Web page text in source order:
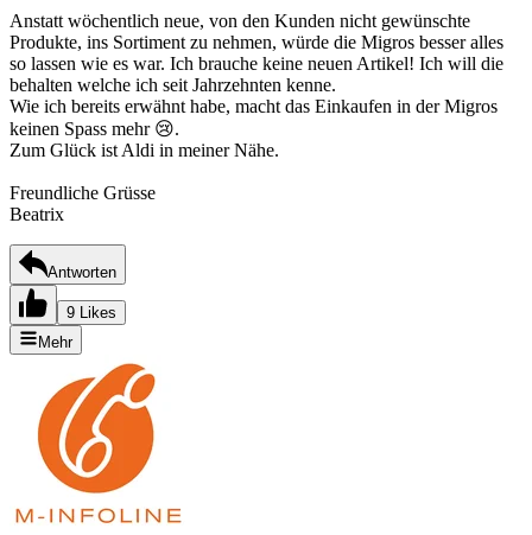
Anstatt wöchentlich neue, von den Kunden nicht gewünschte
Produkte, ins Sortiment zu nehmen, würde die Migros besser alles
so lassen wie es war. Ich brauche keine neuen Artikel! Ich will die
behalten welche ich seit Jahrzehnten kenne.
Wie ich bereits erwähnt habe, macht das Einkaufen in der Migros
keinen Spass mehr 😢.
Zum Glück ist Aldi in meiner Nähe.
Freundliche Grüsse
Beatrix
Antworten
9 Likes
Mehr